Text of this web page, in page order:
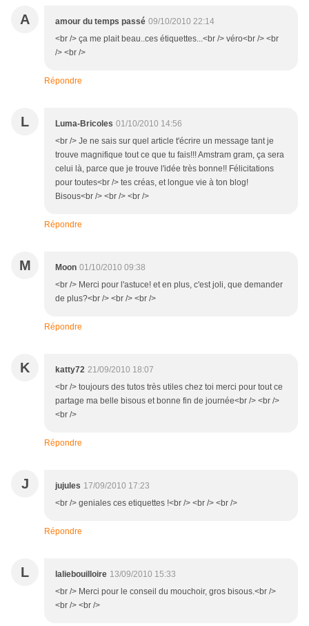
A amour du temps passé 09/10/2010 22:14
<br /> ça me plait beau..ces étiquettes...<br /> véro<br /> <br
/> <br />
Répondre
L Luma-Bricoles 01/10/2010 14:56
<br /> Je ne sais sur quel article t'écrire un message tant je
trouve magnifique tout ce que tu fais!!! Amstram gram, ça sera
celui là, parce que je trouve l'idée très bonne!! Félicitations
pour toutes<br /> tes créas, et longue vie à ton blog!
Bisous<br /> <br /> <br />
Répondre
M Moon 01/10/2010 09:38
<br /> Merci pour l'astuce! et en plus, c'est joli, que demander
de plus?<br /> <br /> <br />
Répondre
K katty72 21/09/2010 18:07
<br /> toujours des tutos très utiles chez toi merci pour tout ce
partage ma belle bisous et bonne fin de journée<br /> <br />
<br />
Répondre
J jujules 17/09/2010 17:23
<br /> geniales ces etiquettes !<br /> <br /> <br />
Répondre
L laliebouilloire 13/09/2010 15:33
<br /> Merci pour le conseil du mouchoir, gros bisous.<br />
<br /> <br />